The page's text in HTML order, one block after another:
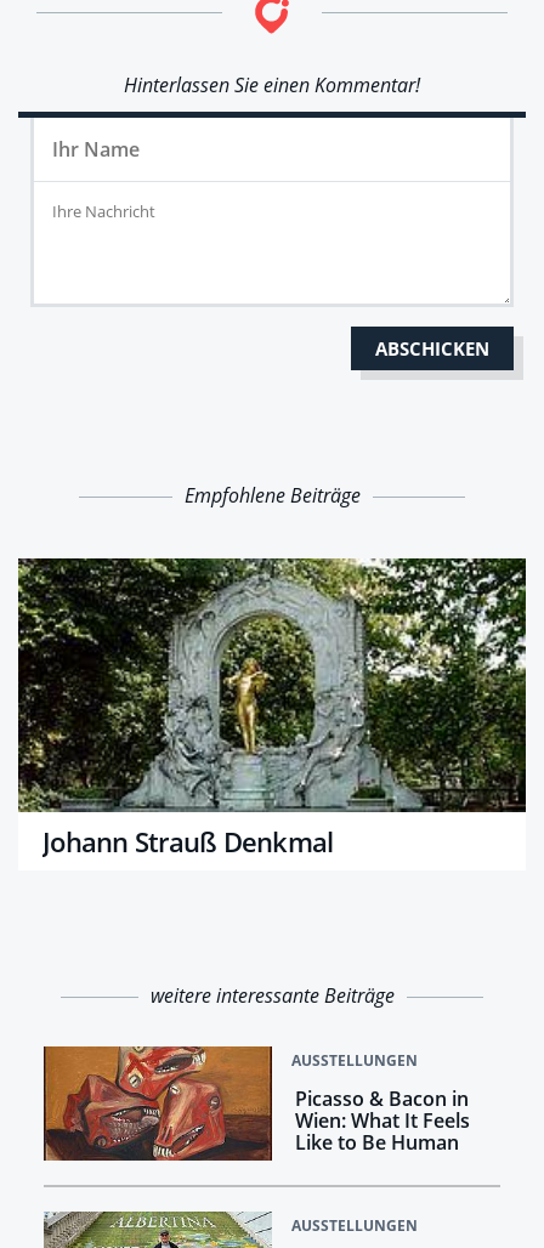
Hinterlassen Sie einen Kommentar!
Empfohlene Beiträge
Johann Strauß Denkmal
weitere interessante Beiträge
AUSSTELLUNGEN
Picasso & Bacon in
Wien: What It Feels
Like to Be Human
AUSSTELLUNGEN